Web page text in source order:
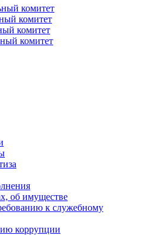
комитет
комитет
комитет
комитет
об имуществе
к служебному
коррупции